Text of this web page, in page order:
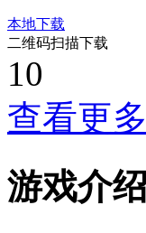
本地下载
二维码扫描下载
10
查看更
游戏介绍